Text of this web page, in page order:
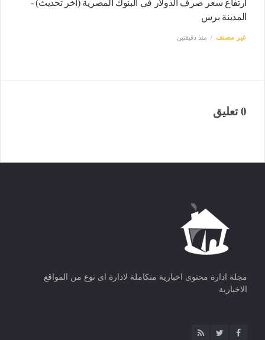
ارتفاع سعر صرف الدولار في البنوك المصرية (آخر تحديث) -
المدينة برس
غير مصنف منذ دقيقتين
0 تعليق
مجلة ادارة محتوى اخبارية متكاملة لادارة اى نوع من المواقع
الاخبارية